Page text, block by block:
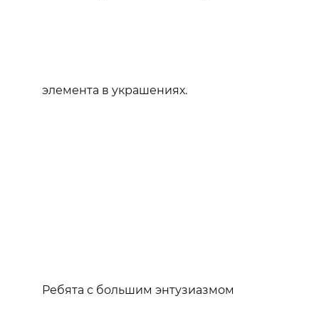
элемента в украшениях.
Ребята с большим энтузиазмом